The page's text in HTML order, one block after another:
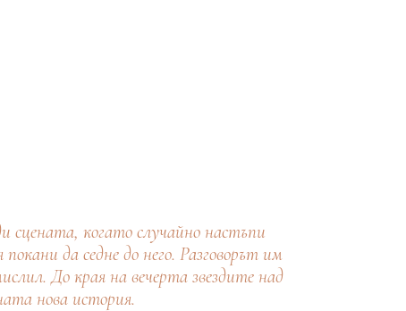
сцената, когато случайно настъпи
да седне до него. Разговорът им
До края на вечерта звездите над
нова история.